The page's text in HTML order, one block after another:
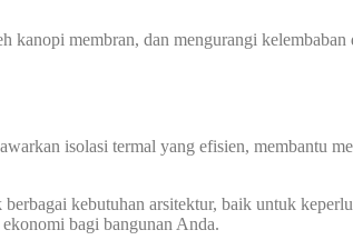
membran, dan mengurangi
isolasi termal yang efisien, membantu
kebutuhan arsitektur, baik untuk
bagi bangunan Anda.